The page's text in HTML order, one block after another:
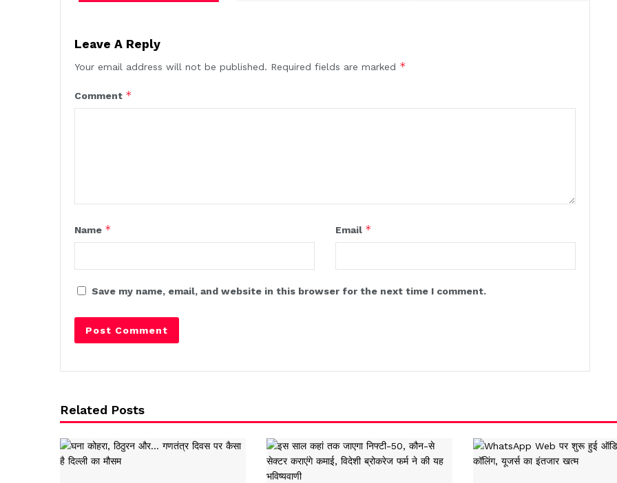
Leave A Reply
Your email address will not be published. Required fields are marked *
Comment *
Name * Email *
Save my name, email, and website in this browser for the next time I comment.
Related Posts